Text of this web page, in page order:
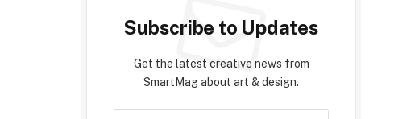
Subscribe to Updates
Get the latest creative news from
SmartMag about art & design.